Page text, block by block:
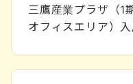
三鷹産業プラザ（1
オフィスエリア）